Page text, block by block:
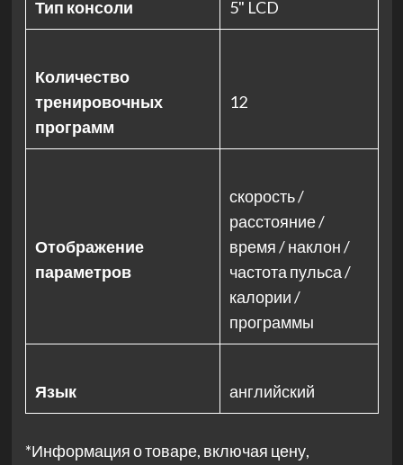
Тип консоли 5" LCD
Количество
тренировочных
программ
12
Отображение
параметров
скорость /
расстояние /
время / наклон /
частота пульса /
калории /
программы
Язык английский
*Информация о товаре, включая цену,